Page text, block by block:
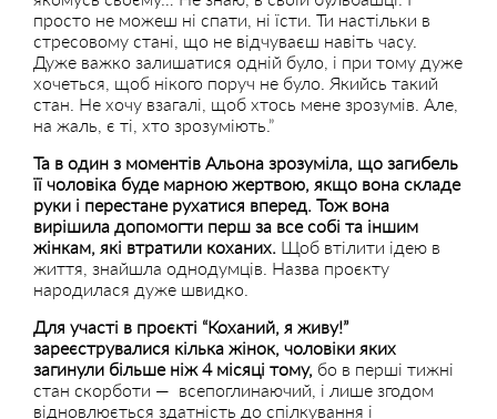
просто не можеш ні спати, ні їсти. Ти настільки в
стресовому стані, що не відчуваєш навіть часу.
Дуже важко залишатися одній було, і при тому дуже
хочеться, щоб нікого поруч не було. Якийсь такий
стан. Не хочу взагалі, щоб хтось мене зрозумів. Але,
на жаль, є ті, хто зрозуміють.”
Та в один з моментів Альона зрозуміла, що загибель
її чоловіка буде марною жертвою, якщо вона складе
руки і перестане рухатися вперед. Тож вона
вирішила допомогти перш за все собі та іншим
жінкам, які втратили коханих. Щоб втілити ідею в
життя, знайшла однодумців. Назва проєкту
народилася дуже швидко.
Для участі в проєкті “Коханий, я живу!”
зареєструвалися кілька жінок, чоловіки яких
загинули більше ніж 4 місяці тому, бо в перші тижні
стан скорботи — всепоглинаючий, і лише згодом
відновлюється здатність до спілкування і